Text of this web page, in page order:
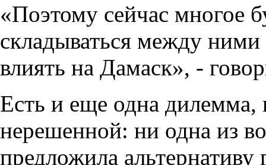
«Поэтому сейчас многое
складываться между
влиять на Дамаск», -
Есть и еще одна дилемма,
нерешенной: ни одна из
предложила альтернативу